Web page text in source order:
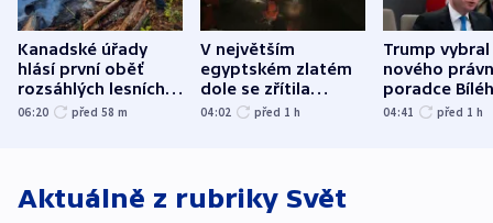
Kanadské úřady
hlásí první oběť
rozsáhlých lesních
požárů
06:20 před 58 m
V největším
egyptském zlatém
dole se zřítila
hornina, jeden
04:02 před 1 h
Trump vybral
nového
poradce
domu
04:41 před 1 h
Aktuálně z rubriky Svět